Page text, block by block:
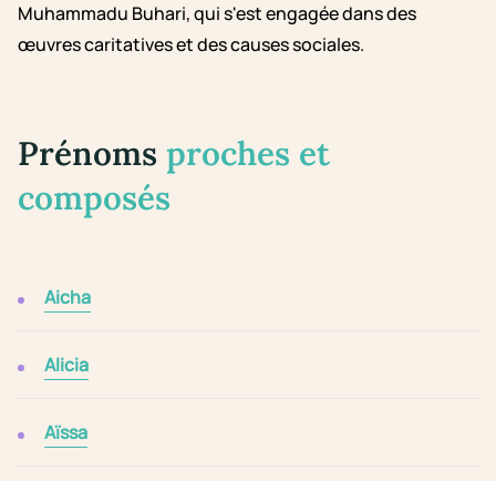
Muhammadu Buhari, qui s'est engagée dans des
œuvres caritatives et des causes sociales.
Prénoms proches et
composés
Aicha
Alicia
Aïssa